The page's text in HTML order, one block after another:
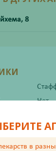
8
Нет
по
в